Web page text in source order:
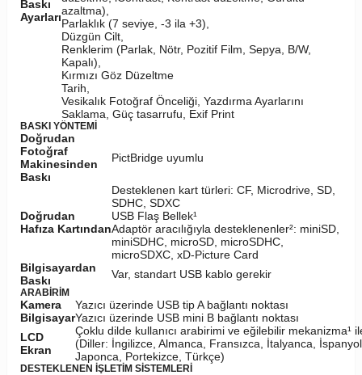
Baskı
Ayarlarıazaltma),
Parlaklık (7 seviye, -3 ila +3),
Düzgün Cilt,
Renklerim (Parlak, Nötr, Pozitif Film, Sepya, B/W,
Kapalı),
Kırmızı Göz Düzeltme
Tarih,
Vesikalık Fotoğraf Önceliği, Yazdırma Ayarlarını
Saklama, Güç tasarrufu, Exif Print
BASKI YÖNTEMİ
Doğrudan
Fotoğraf
Makinesinden
Baskı
PictBridge uyumlu
Doğrudan
Hafıza Kartından
Desteklenen kart türleri: CF, Microdrive, SD,
SDHC, SDXC
USB Flaş Bellek¹
Adaptör aracılığıyla desteklenenler²: miniSD,
miniSDHC, microSD, microSDHC,
microSDXC, xD-Picture Card
Bilgisayardan
Baskı
Var, standart USB kablo gerekir
ARABİRİM
Kamera
Yazıcı üzerinde USB tip A bağlantı noktası
BilgisayarYazıcı üzerinde USB mini B bağlantı noktası
LCD
Ekran
Çoklu dilde kullanıcı arabirimi ve eğilebilir
(Diller: İngilizce, Almanca, Fransızca, İtalyanca,
Japonca, Portekizce, Türkçe)
DESTEKLENEN İŞLETİM SİSTEMLERİ